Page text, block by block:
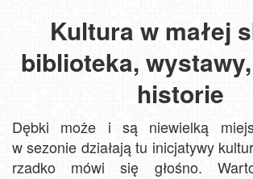
Kultura w małej
biblioteka,
historie
Dębki może i są niewielką
w sezonie działają tu inicjatywy
rzadko mówi się głośno.